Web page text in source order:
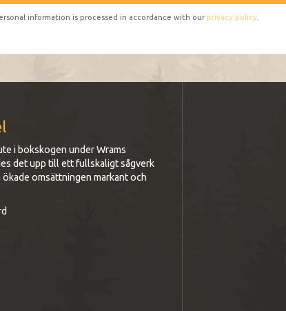
information is processed in accordance with our privacy policy
i bokskogen under Wrams
det upp till ett fullskaligt sågverk
omsättningen markant och